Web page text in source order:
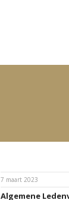
7 maart 2023
Algemene